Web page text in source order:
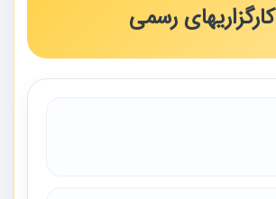
کارگزاریهای رسمی